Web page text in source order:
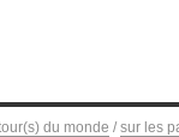
du monde / sur les